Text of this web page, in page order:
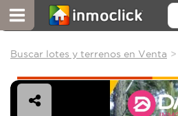
Buscar lotes y terrenos en Venta